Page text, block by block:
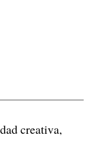
creativa,